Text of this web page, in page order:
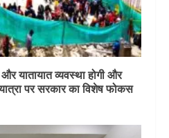
और यातायात व्यवस्था होगी और
पर सरकार का विशेष फोकस